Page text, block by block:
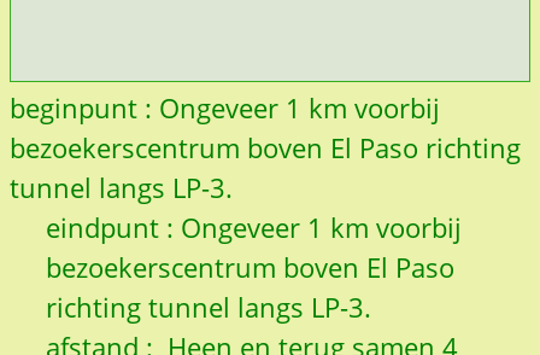
beginpunt : Ongeveer 1 km voorbij
bezoekerscentrum boven El Paso richting
tunnel langs LP-3.
eindpunt : Ongeveer 1 km voorbij
bezoekerscentrum boven El Paso
richting tunnel langs LP-3.
afstand : Heen en terug samen 4